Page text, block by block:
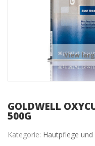
View
GOLDWELL
500G
Kategorie: Hautpflege